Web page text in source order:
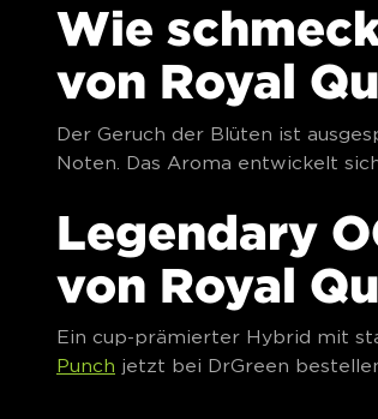
Wie
von Royal
Der Geruch der Blüten ist
Noten. Das Aroma entwickelt
Legendary
von Royal
Ein cup-prämierter Hybrid mit
Punch jetzt bei DrGreen